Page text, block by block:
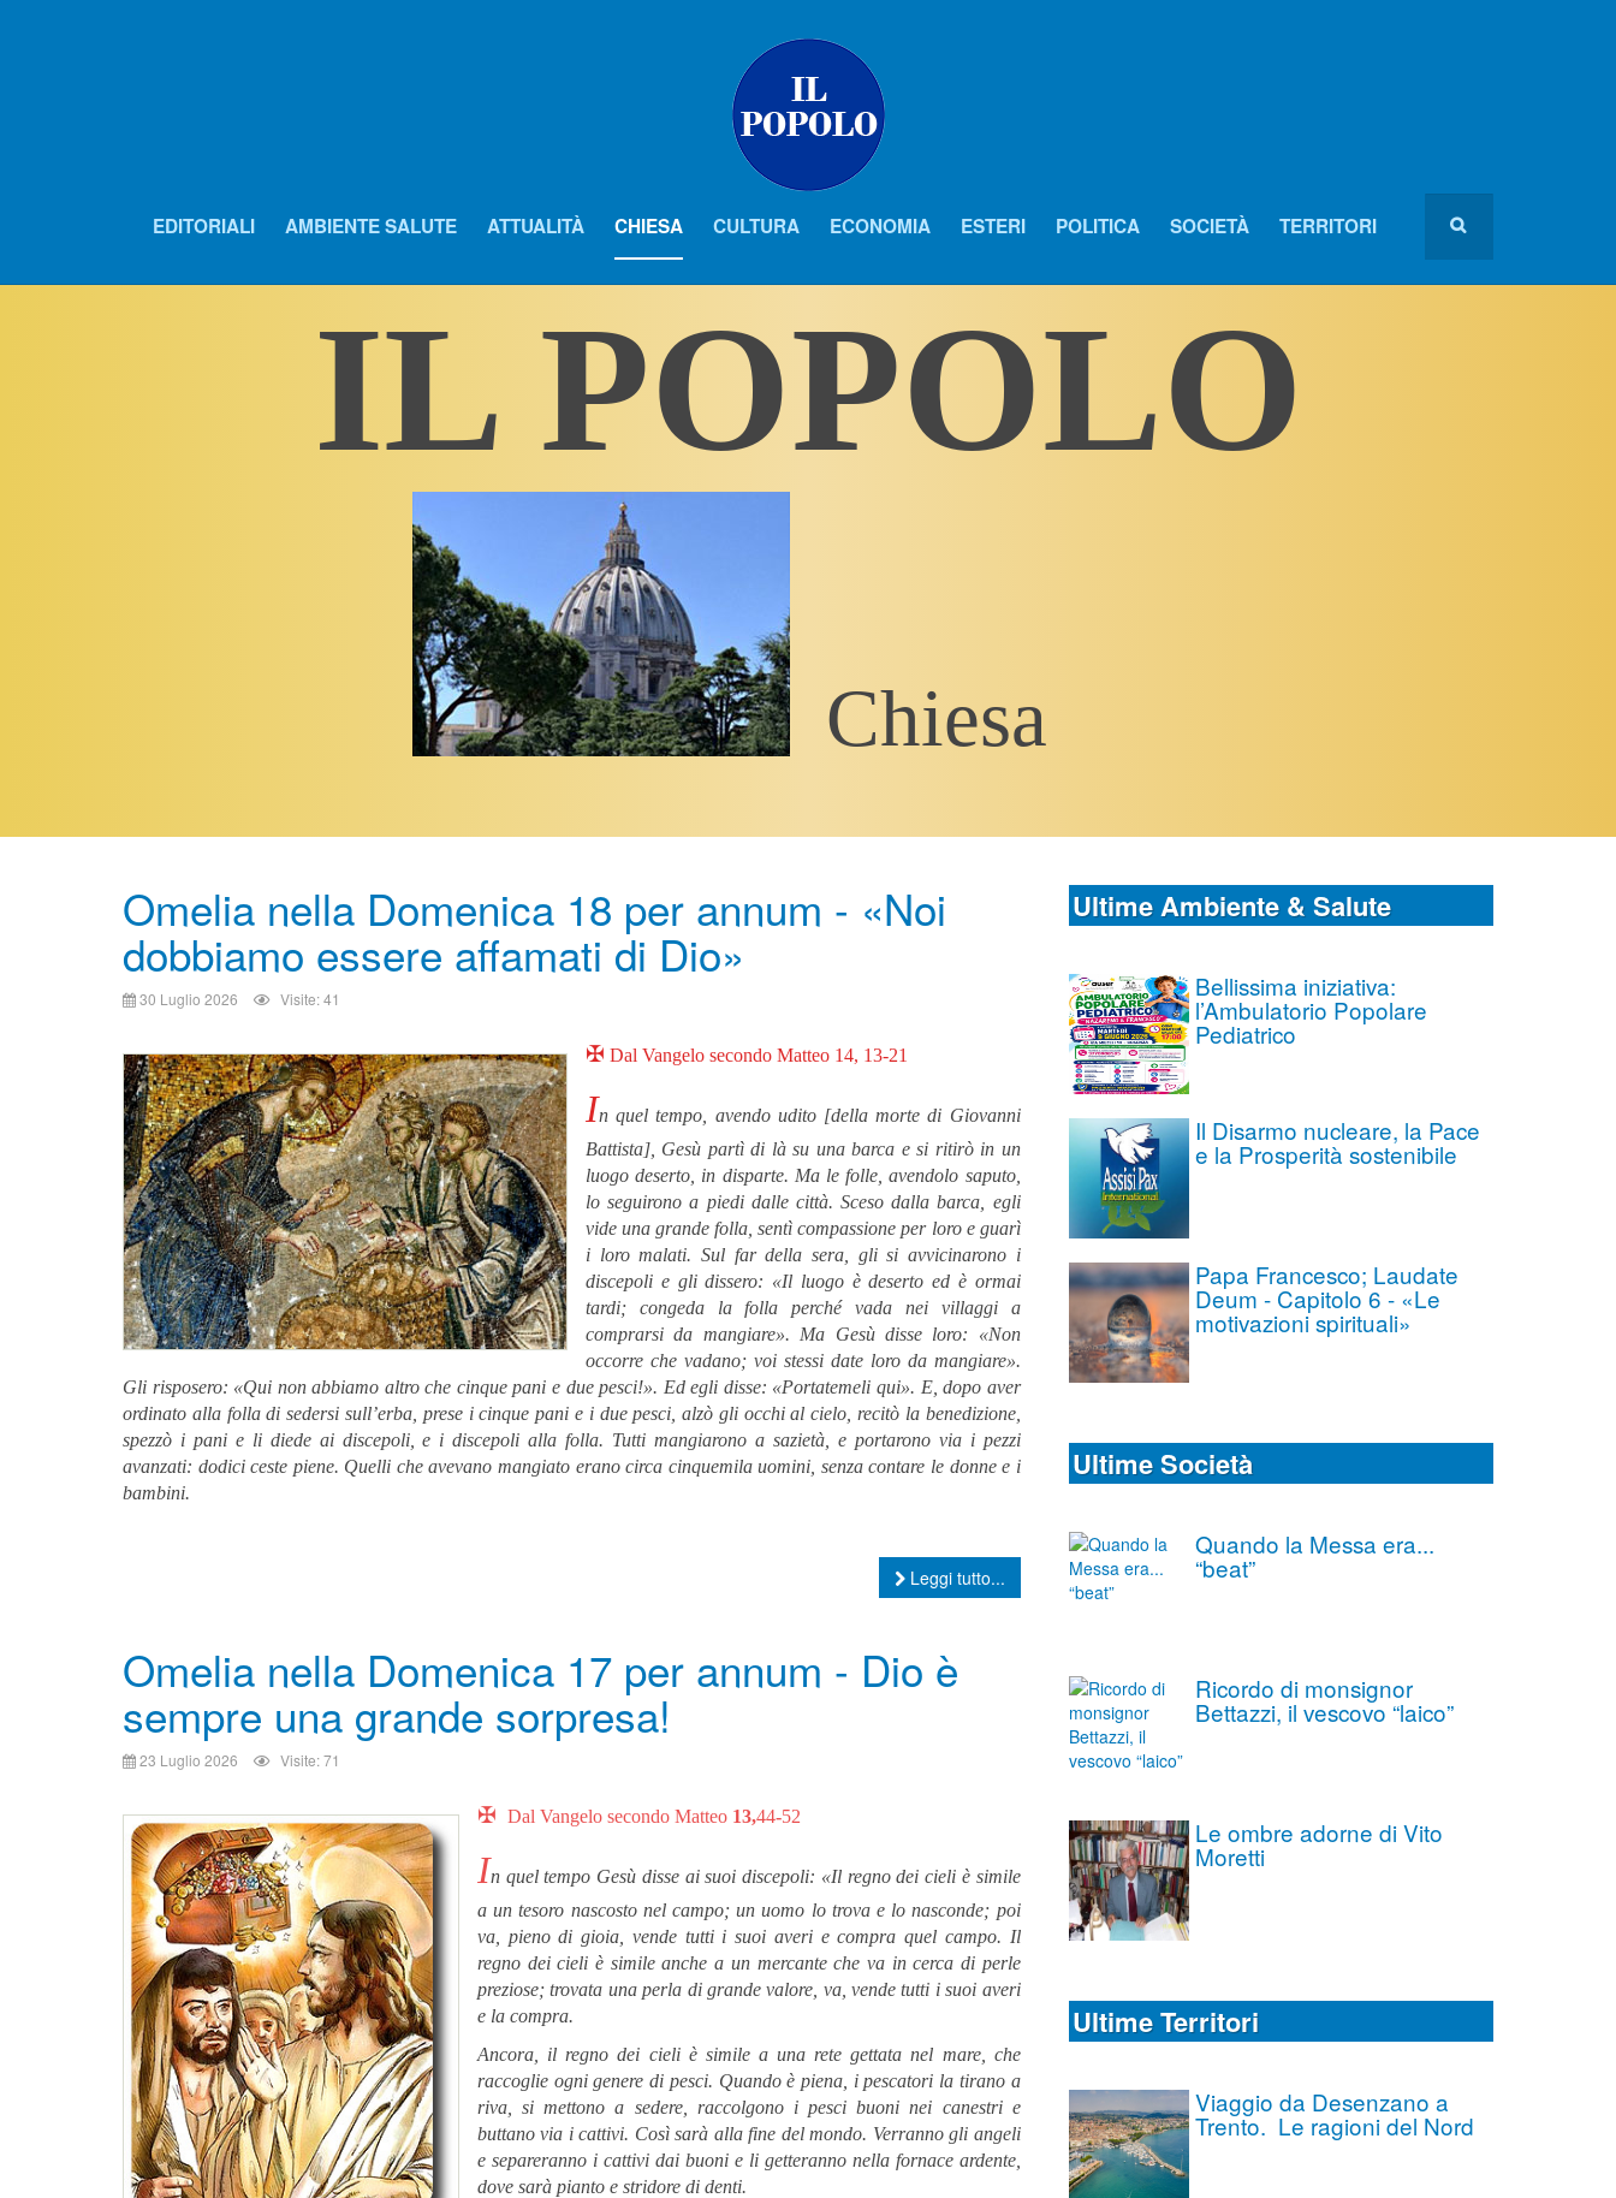
EDITORIALI AMBIENTE SALUTE ATTUALITÀ CHIESA CULTURA ECONOMIA ESTERI POLITICA SOCIETÀ TERRITORI
IL POPOLO
Chiesa
Omelia nella Domenica 18 per annum - «Noi
dobbiamo essere affamati di Dio»
30 Luglio 2026 Visite: 41
✠ Dal Vangelo secondo Matteo 14, 13-21
In quel tempo, avendo udito [della morte di Giovanni
Battista], Gesù partì di là su una barca e si ritirò in un
luogo deserto, in disparte. Ma le folle, avendolo saputo,
lo seguirono a piedi dalle città. Sceso dalla barca, egli
vide una grande folla, sentì compassione per loro e guarì
i loro malati. Sul far della sera, gli si avvicinarono i
discepoli e gli dissero: «Il luogo è deserto ed è ormai
tardi; congeda la folla perché vada nei villaggi a
comprarsi da mangiare». Ma Gesù disse loro: «Non
occorre che vadano; voi stessi date loro da mangiare».
Gli risposero: «Qui non abbiamo altro che cinque pani e due pesci!». Ed egli disse: «Portatemeli qui». E, dopo aver
ordinato alla folla di sedersi sull’erba, prese i cinque pani e i due pesci, alzò gli occhi al cielo, recitò la benedizione,
spezzò i pani e li diede ai discepoli, e i discepoli alla folla. Tutti mangiarono a sazietà, e portarono via i pezzi
avanzati: dodici ceste piene. Quelli che avevano mangiato erano circa cinquemila uomini, senza contare le donne e i
bambini.
Leggi tutto...
Omelia nella Domenica 17 per annum - Dio è
sempre una grande sorpresa!
23 Luglio 2026 Visite: 71
✠ Dal Vangelo secondo Matteo 13,44-52
In quel tempo Gesù disse ai suoi discepoli: «Il regno dei cieli è simile
a un tesoro nascosto nel campo; un uomo lo trova e lo nasconde; poi
va, pieno di gioia, vende tutti i suoi averi e compra quel campo. Il
regno dei cieli è simile anche a un mercante che va in cerca di perle
preziose; trovata una perla di grande valore, va, vende tutti i suoi averi
e la compra.
Ancora, il regno dei cieli è simile a una rete gettata nel mare, che
raccoglie ogni genere di pesci. Quando è piena, i pescatori la tirano a
riva, si mettono a sedere, raccolgono i pesci buoni nei canestri e
buttano via i cattivi. Così sarà alla fine del mondo. Verranno gli angeli
e separeranno i cattivi dai buoni e li getteranno nella fornace ardente,
dove sarà pianto e stridore di denti.
Ultime Ambiente & Salute
Bellissima iniziativa:
l’Ambulatorio Popolare
Pediatrico
Il Disarmo nucleare, la Pace
e la Prosperità sostenibile
Papa Francesco; Laudate
Deum - Capitolo 6 - «Le
motivazioni spirituali»
Ultime Società
Quando la Messa era...
“beat”
Ricordo di monsignor
Bettazzi, il vescovo “laico”
Le ombre adorne di Vito
Moretti
Ultime Territori
Viaggio da Desenzano a
Trento. Le ragioni del Nord